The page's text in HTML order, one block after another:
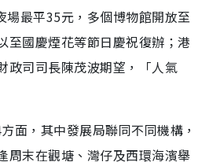
場最平35元，多個博物館開放至
至國慶煙花等節日慶祝復辦；港
政司司長陳茂波期望，「人氣
面，其中發展局聯同不同機構，
周末在觀塘、灣仔及西環海濱舉